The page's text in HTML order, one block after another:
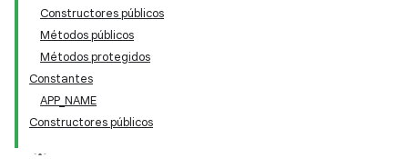
Constructores públicos
Métodos públicos
Métodos protegidos
Constantes
APP_NAME
Constructores públicos